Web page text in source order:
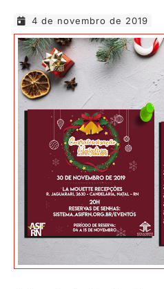
EVENTOS
JURÍDICO
CONTATO
4 de novembro de 2019